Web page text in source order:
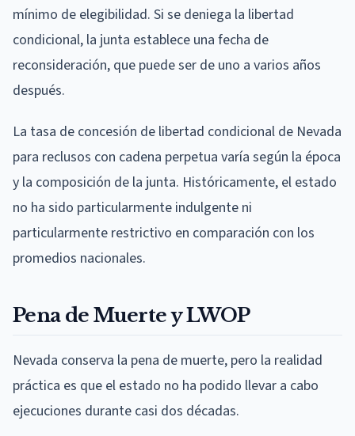
mínimo de elegibilidad. Si se deniega la libertad
condicional, la junta establece una fecha de
reconsideración, que puede ser de uno a varios años
después.
La tasa de concesión de libertad condicional de Nevada
para reclusos con cadena perpetua varía según la época
y la composición de la junta. Históricamente, el estado
no ha sido particularmente indulgente ni
particularmente restrictivo en comparación con los
promedios nacionales.
Pena de Muerte y LWOP
Nevada conserva la pena de muerte, pero la realidad
práctica es que el estado no ha podido llevar a cabo
ejecuciones durante casi dos décadas.